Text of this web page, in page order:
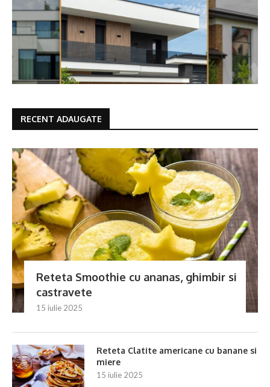
RECENT ADAUGATE
Reteta Smoothie cu ananas, ghimbir si
castravete
15 iulie 2025
Reteta Clatite americane cu banane si
miere
15 iulie 2025